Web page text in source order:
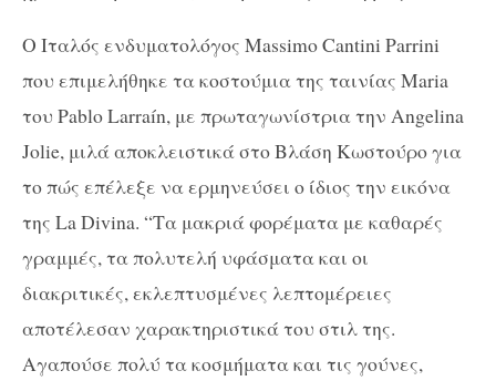
O Ιταλός ενδυματολόγος Massimo Cantini Parrini
που επιμελήθηκε τα κοστούμια της ταινίας Maria
του Pablo Larraín, με πρωταγωνίστρια την Angelina
Jolie, μιλά αποκλειστικά στο Βλάση Κωστούρο για
το πώς επέλεξε να ερμηνεύσει ο ίδιος την εικόνα
της La Divina. “Τα μακριά φορέματα με καθαρές
γραμμές, τα πολυτελή υφάσματα και οι
διακριτικές, εκλεπτυσμένες λεπτομέρειες
αποτέλεσαν χαρακτηριστικά του στιλ της.
Αγαπούσε πολύ τα κοσμήματα και τις γούνες,